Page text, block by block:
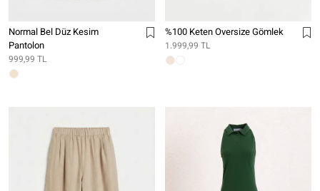
Normal Bel Düz Kesim
Pantolon
999,99 TL
%100 Keten Oversize Gömlek
1.999,99 TL